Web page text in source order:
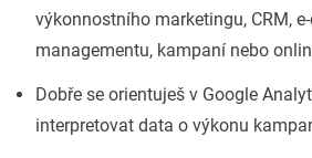
výkonnostního marketingu, CRM,
managementu, kampaní nebo
Dobře se orientuješ v Google
interpretovat data o výkonu